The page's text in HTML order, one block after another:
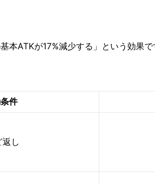
ATKが17%減少する」という効果で
件
返し